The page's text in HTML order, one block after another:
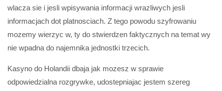
wlacza sie i jesli wpisywania informacji wrazliwych jesli
informacjach dot platnosciach. Z tego powodu szyfrowaniu
mozemy wierzyc w, ty do stwierdzen faktycznych na temat wy
nie wpadna do najemnika jednostki trzecich.
Kasyno do Holandii dbaja jak mozesz w sprawie
odpowiedzialna rozgrywke, udostepniajac jestem szereg